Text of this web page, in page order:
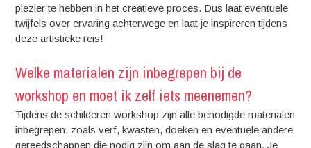
plezier te hebben in het creatieve proces. Dus laat eventuele
twijfels over ervaring achterwege en laat je inspireren tijdens
deze artistieke reis!
Welke materialen zijn inbegrepen bij de
workshop en moet ik zelf iets meenemen?
Tijdens de schilderen workshop zijn alle benodigde materialen
inbegrepen, zoals verf, kwasten, doeken en eventuele andere
gereedschappen die nodig zijn om aan de slag te gaan. Je